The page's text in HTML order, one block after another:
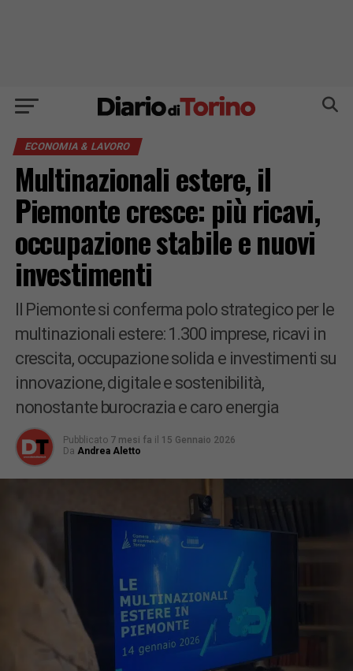
ECONOMIA & LAVORO
Multinazionali estere, il
Piemonte cresce: più ricavi,
occupazione stabile e nuovi
investimenti
Il Piemonte si conferma polo strategico per le
multinazionali estere: 1.300 imprese, ricavi in
crescita, occupazione solida e investimenti su
innovazione, digitale e sostenibilità,
nonostante burocrazia e caro energia
Pubblicato 7 mesi fa il 15 Gennaio 2026
Da Andrea Aletto